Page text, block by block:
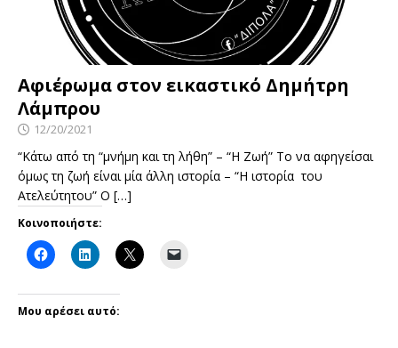
Αφιέρωμα στον εικαστικό Δημήτρη
Λάμπρου
12/20/2021
“Κάτω από τη “μνήμη και τη λήθη” – “Η Ζωή” Το να αφηγείσαι
όμως τη ζωή είναι μία άλλη ιστορία – “Η ιστορία του
Ατελεύτητου” Ο […]
Κοινοποιήστε:
Μου αρέσει αυτό: